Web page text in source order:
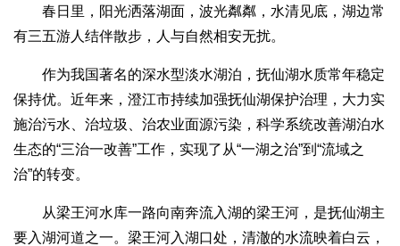
春日里，阳光洒落湖面，波光粼粼，水清见底，湖边常
有三五游人结伴散步，人与自然相安无扰。
作为我国著名的深水型淡水湖泊，抚仙湖水质常年稳定
保持优。近年来，澄江市持续加强抚仙湖保护治理，大力实
施治污水、治垃圾、治农业面源污染，科学系统改善湖泊水
生态的“三治一改善”工作，实现了从“一湖之治”到“流域之
治”的转变。
从梁王河水库一路向南奔流入湖的梁王河，是抚仙湖主
要入湖河道之一。梁王河入湖口处，清澈的水流映着白云，